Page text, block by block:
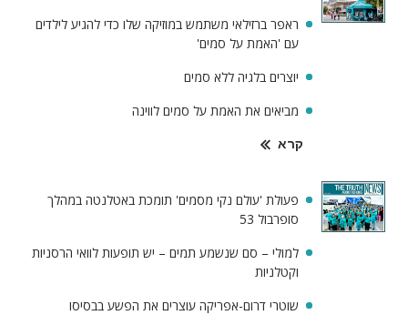
ראפר ברזילאי משתמש במוזיקה שלו כדי להגיע לילדים
עם 'האמת על סמים'
יוצרים בלגיה ללא סמים
מביאים את האמת על סמים לווינה
קרא
פעולת 'עולם נקי מסמים' תומכת באטלנטה במהלך
סופרבול 53
למולי – סם שנשמע תמים – יש תופעות לוואי הרסניות
וקטלניות
שוטרי דרום-אפריקה עוצרים את הפשע בבסיסו